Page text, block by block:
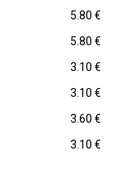
5.80 €
5.80 €
3.10 €
3.10 €
3.60 €
3.10 €